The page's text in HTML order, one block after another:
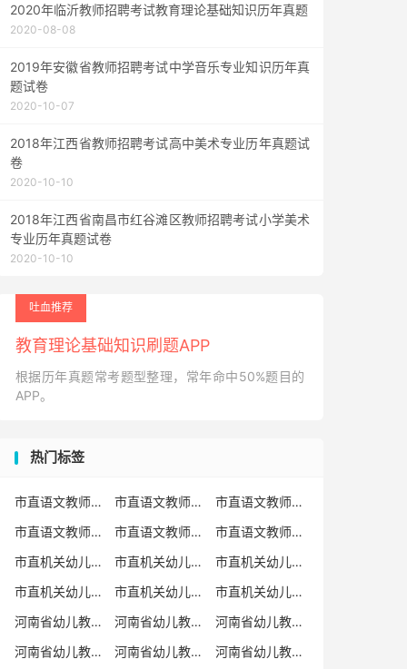
2020年临沂教师招聘考试教育理论基础知识历年真题
2020-08-08
2019年安徽省教师招聘考试中学音乐专业知识历年真
题试卷
2020-10-07
2018年江西省教师招聘考试高中美术专业历年真题试
卷
2020-10-10
2018年江西省南昌市红谷滩区教师招聘考试小学美术
专业历年真题试卷
2020-10-10
吐血推荐
教育理论基础知识刷题APP
根据历年真题常考题型整理，常年命中50%题目的
APP。
热门标签
市直语文教师招聘 市直语文教师招聘考试真题
市直语文教师招聘考试真题卷
市直语文教师编制考试真题
市直语文教师编制考试真题卷
市直语文教师考试
市直机关幼儿教师招聘
市直机关幼儿教师考试
市直机关幼儿教师招聘考试真题
市直机关幼儿教师招聘考试真题卷
市直机关幼儿教师编制考试真题卷
市直机关幼儿教师编制考试真题
河南省幼儿教师招聘
河南省幼儿教师考试
河南省幼儿教师招聘考试真题
河南省幼儿教师招聘考试真题卷
河南省幼儿教师编制考试真题
河南省幼儿教师编制考试真题卷